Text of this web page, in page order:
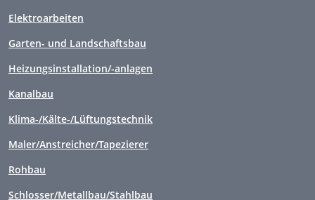
Elektroarbeiten
Garten- und Landschaftsbau
Heizungsinstallation/-anlagen
Kanalbau
Klima-/Kälte-/Lüftungstechnik
Maler/Anstreicher/Tapezierer
Rohbau
Schlosser/Metallbau/Stahlbau